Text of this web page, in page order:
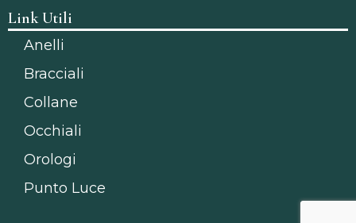
Link Utili
Anelli
Bracciali
Collane
Occhiali
Orologi
Punto Luce